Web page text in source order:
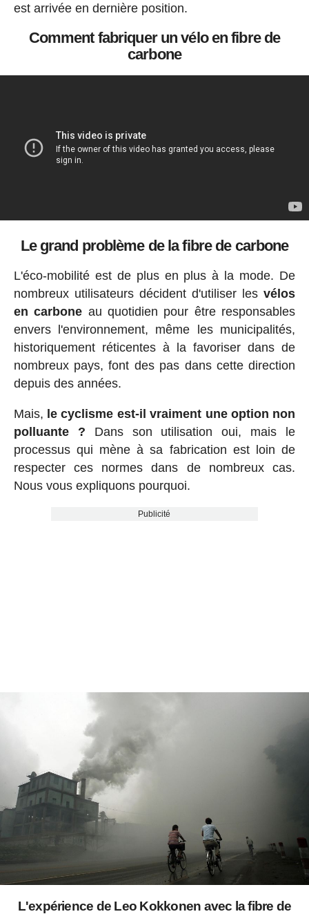
est arrivée en dernière position.
Comment fabriquer un vélo en fibre de
carbone
Le grand problème de la fibre de carbone
L'éco-mobilité est de plus en plus à la mode. De
nombreux utilisateurs décident d'utiliser lesvélos
en carbone au quotidien pour être responsables
envers l'environnement, même les municipalités,
historiquement réticentes à la favoriser dans de
nombreux pays, font des pas dans cette direction
depuis des années.
Mais, le cyclisme est-il vraiment une option non
polluante ? Dans son utilisation oui, mais le
processus qui mène à sa fabrication est loin de
respecter ces normes dans de nombreux cas.
Nous vous expliquons pourquoi.
Publicité
L'expérience de Leo Kokkonen avec la fibre de